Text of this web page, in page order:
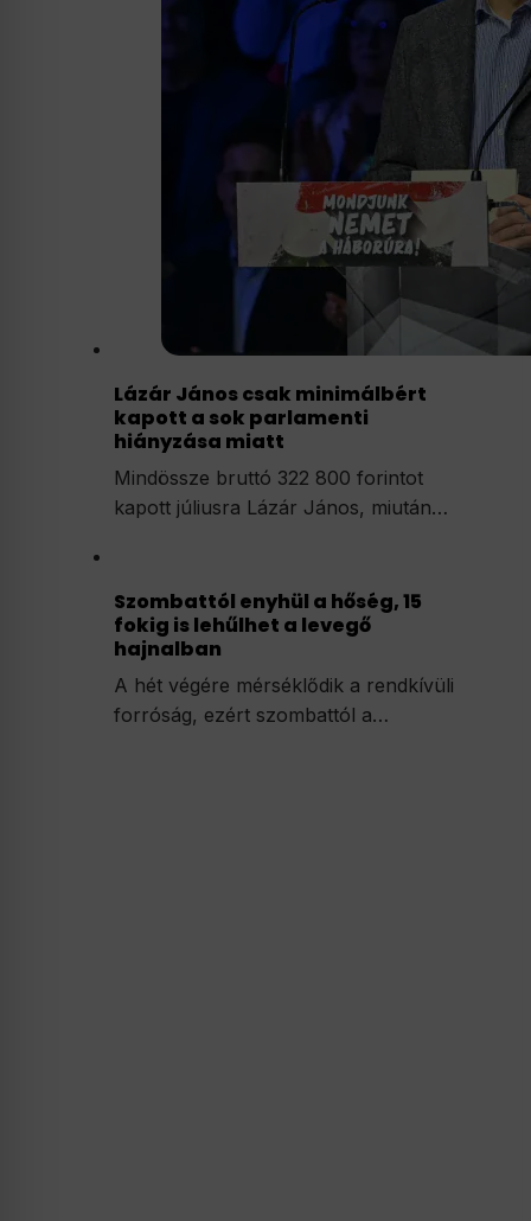
Lázár János csak minimálbért
kapott a sok parlamenti
hiányzása miatt
Mindössze bruttó 322 800 forintot
kapott júliusra Lázár János, miután…
Szombattól enyhül a hőség, 15
fokig is lehűlhet a levegő
hajnalban
A hét végére mérséklődik a rendkívüli
forróság, ezért szombattól a…